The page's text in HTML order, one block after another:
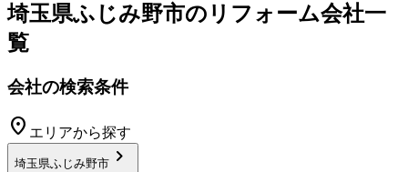
埼玉県ふじみ野市のリフォーム会社一
覧
会社の検索条件
location_on エリアから探す
埼玉県ふじみ野市 chevron_right